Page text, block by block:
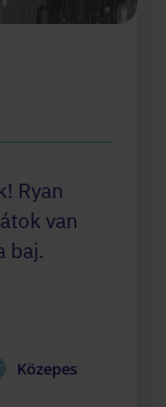
Ryan
van
baj.
Közepes